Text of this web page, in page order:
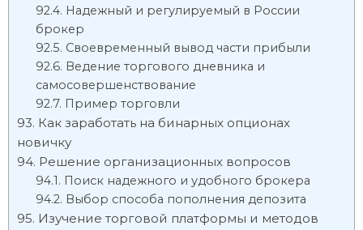
Надежный и регулируемый в России
брокер
Своевременный вывод части прибыли
Ведение торгового дневника и
самосовершенствование
Пример торговли
Как заработать на бинарных опционах
новичку
Решение организационных вопросов
Поиск надежного и удобного брокера
Выбор способа пополнения депозита
Изучение торговой платформы и методов